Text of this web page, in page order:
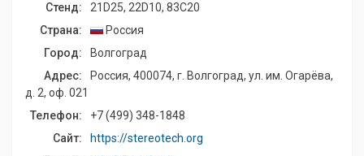
Стенд:
21D25, 22D10, 83C20
Страна:
Россия
Город:
Волгоград
Адрес:
Россия, 400074, г. Волгоград, ул. им. Огарёва,
д. 2, оф. 021
Телефон:
+7 (499) 348-1848
Сайт:
https://stereotech.org